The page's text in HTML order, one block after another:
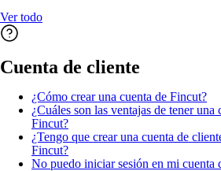
Ver todo
Cuenta de cliente
¿Cómo crear una cuenta de Fincut?
¿Cuáles son las ventajas de tener una
Fincut?
¿Tengo que crear una cuenta de
Fincut?
No puedo iniciar sesión en mi cuenta